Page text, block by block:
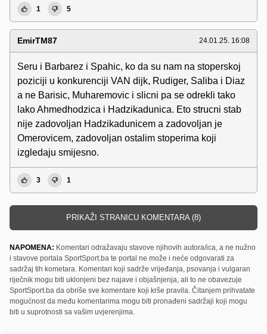
1 5
EmirTM87 24.01.25. 16:08
Seru i Barbarez i Spahic, ko da su nam na stoperskoj
poziciji u konkurenciji VAN dijk, Rudiger, Saliba i Diaz
a ne Barisic, Muharemovic i slicni pa se odrekli tako
lako Ahmedhodzica i Hadzikadunica. Eto strucni stab
nije zadovoljan Hadzikadunicem a zadovoljan je
Omerovicem, zadovoljan ostalim stoperima koji
izgledaju smijesno.
3 1
PRIKAŽI STRANICU KOMENTARA (8)
NAPOMENA: Komentari odražavaju stavove njihovih autora/ica, a ne nužno
i stavove portala SportSport.ba te portal ne može i neće odgovarati za
sadržaj tih kometara. Komentari koji sadrže vrijeđanja, psovanja i vulgaran
riječnik mogu biti uklonjeni bez najave i objašnjenja, ali to ne obavezuje
SportSport.ba da obriše sve komentare koji krše pravila. Čitanjem prihvatate
mogućnost da među komentarima mogu biti pronađeni sadržaji koji mogu
biti u suprotnosti sa vašim uvjerenjima.